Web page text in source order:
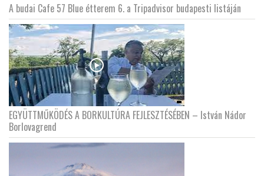
A budai Cafe 57 Blue étterem 6. a Tripadvisor budapesti listáján
EGYÜTTMŰKÖDÉS A BORKULTÚRA FEJLESZTÉSÉBEN – István Nádor
Borlovagrend